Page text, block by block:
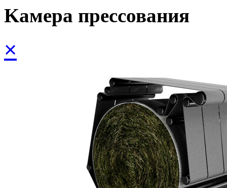
Kамера прессования
×